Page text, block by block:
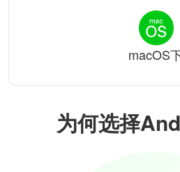
为何选择
macOS